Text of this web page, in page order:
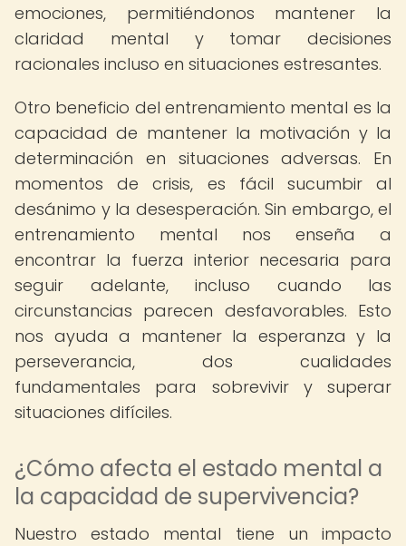
emociones, permitiéndonos mantener la
claridad mental y tomar decisiones
racionales incluso en situaciones estresantes.
Otro beneficio del entrenamiento mental es la
capacidad de mantener la motivación y la
determinación en situaciones adversas. En
momentos de crisis, es fácil sucumbir al
desánimo y la desesperación. Sin embargo, el
entrenamiento mental nos enseña a
encontrar la fuerza interior necesaria para
seguir adelante, incluso cuando las
circunstancias parecen desfavorables. Esto
nos ayuda a mantener la esperanza y la
perseverancia, dos cualidades
fundamentales para sobrevivir y superar
situaciones difíciles.
¿Cómo afecta el estado mental a
la capacidad de supervivencia?
Nuestro estado mental tiene un impacto